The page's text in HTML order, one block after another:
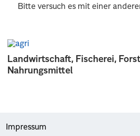
Landwirtschaft, Fischerei,
Nahrungsmittel
Bitte versuch es mit einer
Impressum